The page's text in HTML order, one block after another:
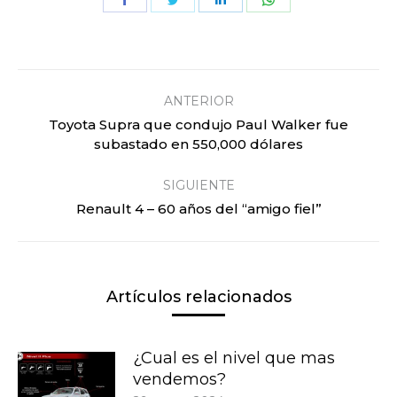
publicaciones
ANTERIOR
Publicación
anterior:
Toyota Supra que condujo Paul Walker fue
subastado en 550,000 dólares
SIGUIENTE
Publicación
Renault 4 – 60 años del “amigo fiel”
Artículos relacionados
¿Cual es el nivel que mas
vendemos?